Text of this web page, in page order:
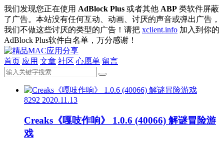
我们发现您正在使用 AdBlock Plus 或者其他 ABP 类软件屏蔽
了广告。本站没有任何互动、动画、讨厌的声音或弹出广告，
我们不做这些讨厌的类型的广告！请把 xclient.info 加入到你的
AdBlock Plus软件白名单，万分感谢！
首页 应用 文章 社区 心愿单 留言
8292 2020.11.13
Creaks《嘎吱作响》 1.0.6 (40066) 解谜冒险游
戏